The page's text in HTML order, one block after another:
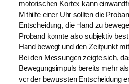
motorischen Kortex kann
Mithilfe einer Uhr sollten die
Entscheidung, die Hand zu
Proband konnte also subjektiv
Hand bewegt und den Zeitpunkt
Bei den Messungen zeigte sich,
Bewegungsimpuls bereits mehr
vor der bewussten Entscheidung